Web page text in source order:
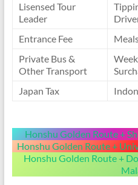
Lisensed Tour
Leader
Entrance Fee
Private Bus &
Other Transport
Japan Tax
Honshu Golden Route +
Honshu Golden Route +
Honshu Golden Route +